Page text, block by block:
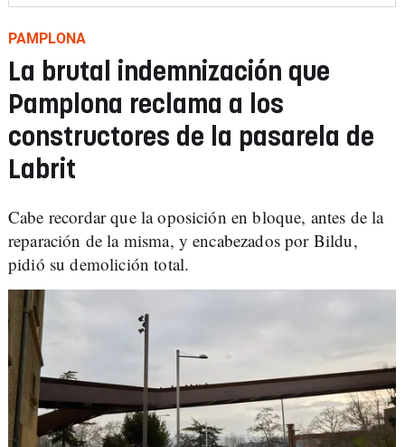
PAMPLONA
La brutal indemnización que
Pamplona reclama a los
constructores de la pasarela de
Labrit
Cabe recordar que la oposición en bloque, antes de la
reparación de la misma, y encabezados por Bildu,
pidió su demolición total.